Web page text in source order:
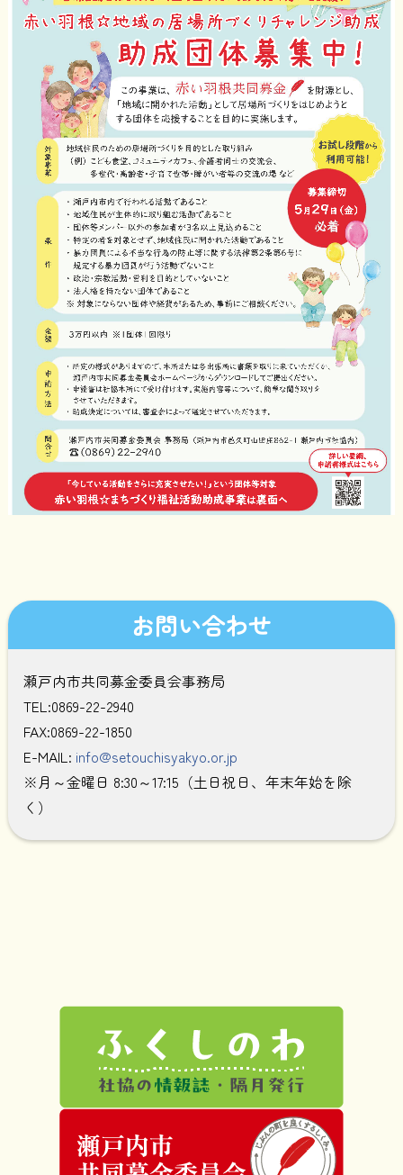
お問い合わせ
瀬戸内市共同募金委員会事務局
TEL:0869-22-2940
FAX:0869-22-1850
E-MAIL: info@setouchisyakyo.or.jp
※月～金曜日 8:30～17:15（土日祝日、年末年始を除
く）